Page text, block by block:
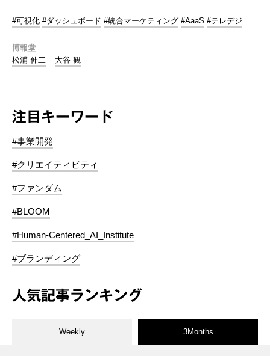
#可視化 #ダッシュボード #統合マーケティング #AaaS #テレデジ
博報堂
松浦 伸二
大谷 観
注目キーワード
#事業開発
#クリエイティビティ
#ファンダム
#BLOOM
#Human-Centered_AI_Institute
#ブランディング
人気記事ランキング
Weekly 3Months